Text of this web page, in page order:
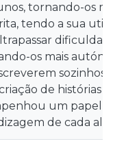
tornando-os
tendo a sua
os mais
de histórias
um papel
de cada